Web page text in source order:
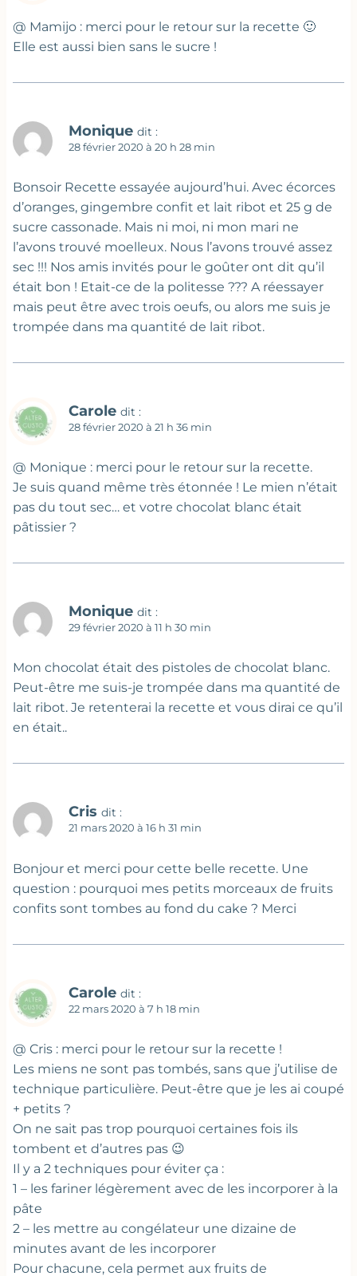
@ Mamijo : merci pour le retour sur la recette 🙂
Elle est aussi bien sans le sucre !
Monique dit :
28 février 2020 à 20 h 28 min
Bonsoir Recette essayée aujourd’hui. Avec écorces
d’oranges, gingembre confit et lait ribot et 25 g de
sucre cassonade. Mais ni moi, ni mon mari ne
l’avons trouvé moelleux. Nous l’avons trouvé assez
sec !!! Nos amis invités pour le goûter ont dit qu’il
était bon ! Etait-ce de la politesse ??? A réessayer
mais peut être avec trois oeufs, ou alors me suis je
trompée dans ma quantité de lait ribot.
Carole dit :
28 février 2020 à 21 h 36 min
@ Monique : merci pour le retour sur la recette.
Je suis quand même très étonnée ! Le mien n’était
pas du tout sec… et votre chocolat blanc était
pâtissier ?
Monique dit :
29 février 2020 à 11 h 30 min
Mon chocolat était des pistoles de chocolat blanc.
Peut-être me suis-je trompée dans ma quantité de
lait ribot. Je retenterai la recette et vous dirai ce qu’il
en était..
Cris dit :
21 mars 2020 à 16 h 31 min
Bonjour et merci pour cette belle recette. Une
question : pourquoi mes petits morceaux de fruits
confits sont tombes au fond du cake ? Merci
Carole dit :
22 mars 2020 à 7 h 18 min
@ Cris : merci pour le retour sur la recette !
Les miens ne sont pas tombés, sans que j’utilise de
technique particulière. Peut-être que je les ai coupé
+ petits ?
On ne sait pas trop pourquoi certaines fois ils
tombent et d’autres pas 😉
Il y a 2 techniques pour éviter ça :
1 – les fariner légèrement avec de les incorporer à la
pâte
2 – les mettre au congélateur une dizaine de
minutes avant de les incorporer
Pour chacune, cela permet aux fruits de